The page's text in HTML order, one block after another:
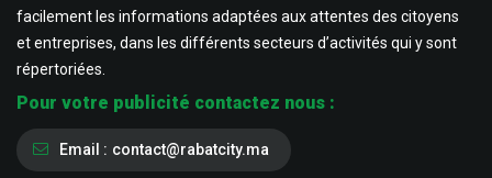
facilement les informations adaptées aux attentes des citoyens
et entreprises, dans les différents secteurs d’activités qui y sont
répertoriées.
Pour votre publicité contactez nous :
Email : contact@rabatcity.ma